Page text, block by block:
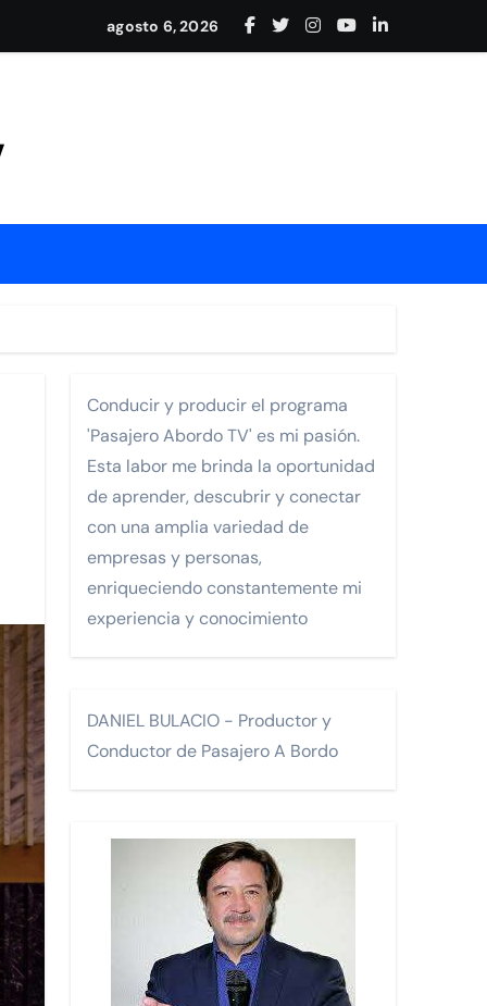
conexión internacional
de Nayarit.
Los Cabos Pedregal
para la comunidad LGTBI en un encuentro
Turística 2026 y recibe a Enrique de la Madrid.
agosto 6, 2026
Conducir y producir el programa
'Pasajero Abordo TV' es mi pasión.
Esta labor me brinda la oportunidad
de aprender, descubrir y conectar
con una amplia variedad de
empresas y personas,
enriqueciendo constantemente mi
experiencia y conocimiento
DANIEL BULACIO - Productor y
Conductor de Pasajero A Bordo